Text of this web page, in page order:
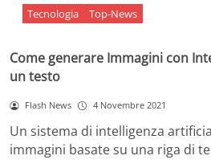
Tecnologia Top-News
Come generare Immagini con
un testo
Flash News 4 Novembre 2021
Un sistema di intelligenza
immagini basate su una riga di